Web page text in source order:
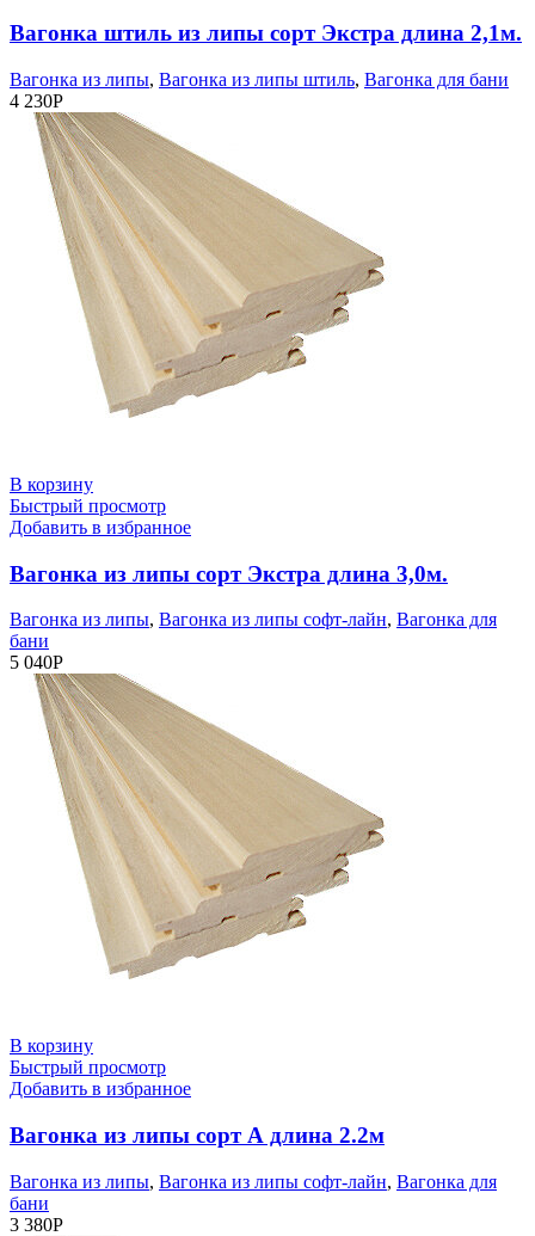
Вагонка штиль из липы сорт Экстра длина 2,1м.
Вагонка из липы, Вагонка из липы штиль, Вагонка для бани
4 230Р
В корзину
Быстрый просмотр
Добавить в избранное
Вагонка из липы сорт Экстра длина 3,0м.
Вагонка из липы, Вагонка из липы софт-лайн, Вагонка для
бани
5 040Р
В корзину
Быстрый просмотр
Добавить в избранное
Вагонка из липы сорт А длина 2.2м
Вагонка из липы, Вагонка из липы софт-лайн, Вагонка для
бани
3 380Р